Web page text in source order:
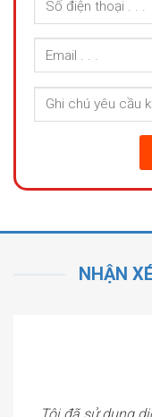
NHẬN